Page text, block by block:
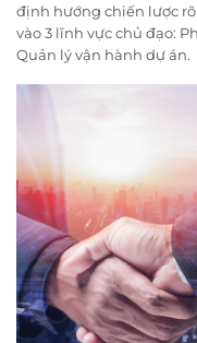
định hướng chiến lược
vào 3 lĩnh vực chủ đạo:
Quản lý vận hành dự án.